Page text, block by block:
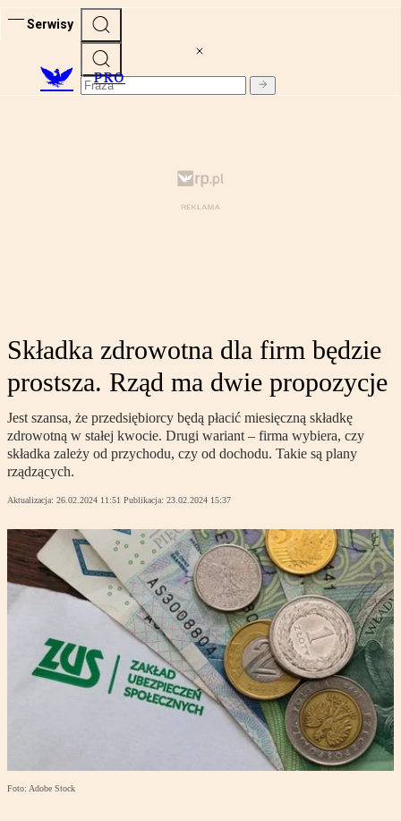
Serwisy
PRO
Składka zdrowotna dla firm będzie
prostsza. Rząd ma dwie propozycje
Jest szansa, że przedsiębiorcy będą płacić miesięczną składkę
zdrowotną w stałej kwocie. Drugi wariant – firma wybiera, czy
składka zależy od przychodu, czy od dochodu. Takie są plany
rządzących.
Aktualizacja: 26.02.2024 11:51 Publikacja: 23.02.2024 15:37
Foto: Adobe Stock